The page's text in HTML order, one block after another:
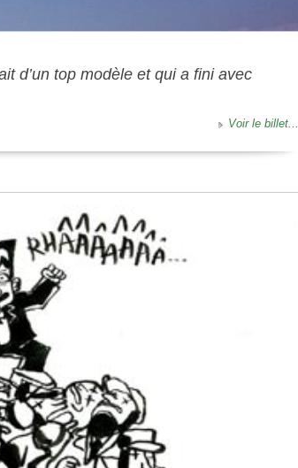
d’un top modèle et qui a fini avec
Voir le billet...